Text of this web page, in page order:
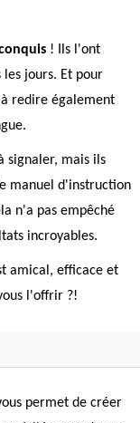
! Ils l'ont
jours. Et pour
redire également
signaler, mais ils
manuel d'instruction
n'a pas empêché
incroyables.
amical, efficace et
l'offrir ?!
permet de créer